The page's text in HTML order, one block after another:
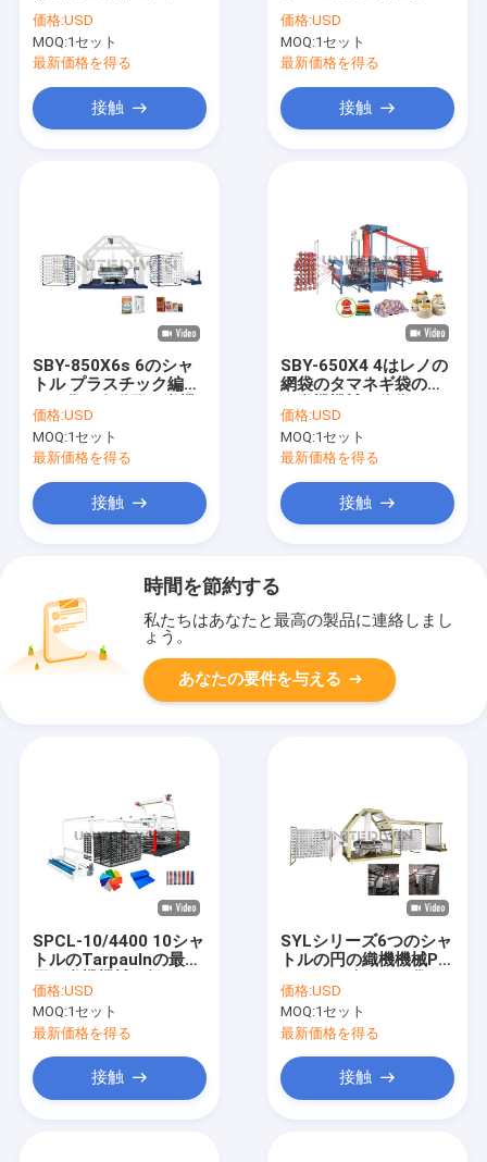
価格:USD
MOQ:1セット
最新価格を得る
接触
円の織機機械
価格:USD
MOQ:1セット
最新価格を得る
接触
SBY-850X6s 6のシャ
トル プラスチック編ま
機械
価格:USD
MOQ:1セット
最新価格を得る
接触
SBY-650X4 4はレノの
網袋のタマネギ袋の円
価格:USD
MOQ:1セット
最新価格を得る
接触
時間を節約する
私たちはあなたと最高の製品に連絡しまし
ょう。
あなたの要件を与える
SPCL-10/4400 10シャ
トルのTarpaulnの最高
2200mm
価格:USD
MOQ:1セット
最新価格を得る
接触
SYLシリーズ6つのシャ
トルの円の織機機械PP
生産ライン植物
価格:USD
MOQ:1セット
最新価格を得る
接触